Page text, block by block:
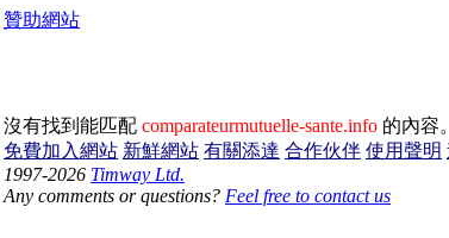
贊助網站
沒有找到能匹配 comparateurmutuelle-sante.info 的內容。
免費加入網站 新鮮網站 有關添達 合作伙伴 使用聲明
1997-2026 Timway Ltd.
Any comments or questions? Feel free to contact us